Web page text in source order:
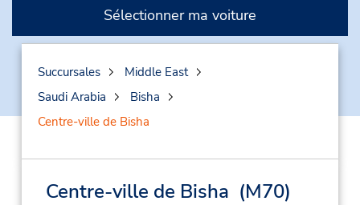
Sélectionner ma voiture
Succursales
Middle East
Saudi Arabia
Bisha
Centre-ville de Bisha
Centre-ville de Bisha (M70)